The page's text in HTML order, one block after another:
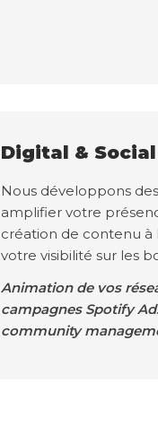
Digital &
Nous développons
amplifier votre
création de contenu à
votre visibilité sur les
Animation de vos
campagnes Spotify
community